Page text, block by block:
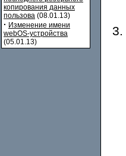
копирования данных
пользова (08.01.13)
· Изменение имени
webOS-устройства
(05.01.13)